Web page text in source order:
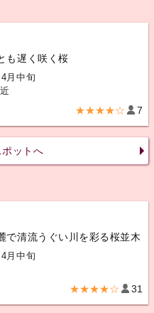
も遅く咲く桜
月中旬
★★★★☆ 7
ットへ
で清流うぐい川を彩る桜並木
月中旬
★★★★☆ 31